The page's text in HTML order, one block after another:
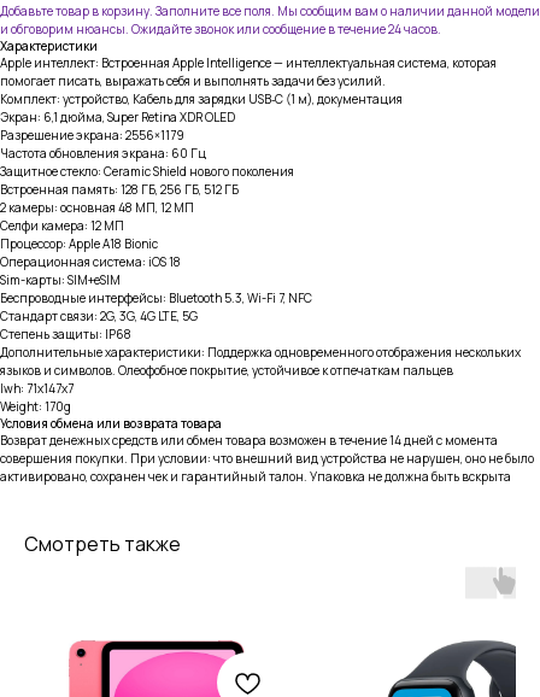
Добавьте товар в корзину. Заполните все поля. Мы сообщим вам о наличии данной модели
и обговорим нюансы. Ожидайте звонок или сообщение в течение 24 часов.
Характеристики
Apple интеллект: Встроенная Apple Intelligence — интеллектуальная система, которая
помогает писать, выражать себя и выполнять задачи без усилий.
Комплект: устройство, Кабель для зарядки USB‑C (1 м), документация
Экран: 6,1 дюйма, Super Retina XDR OLED
Разрешение экрана: 2556×1179
Частота обновления экрана: 60 Гц
Защитное стекло: Ceramic Shield нового поколения
Встроенная память: 128 ГБ, 256 ГБ, 512 ГБ
2 камеры: основная 48 МП, 12 МП
Селфи камера: 12 МП
Процессор: Apple A18 Bionic
Операционная система: iOS 18
Sim-карты: SIM+eSIM
Беспроводные интерфейсы: Bluetooth 5.3, Wi-Fi 7, NFC
Стандарт связи: 2G, 3G, 4G LTE, 5G
Степень защиты: IP68
Дополнительные характеристики: Поддержка одновременного отображения нескольких
языков и символов. Олеофобное покрытие, устойчивое к отпечаткам пальцев
lwh: 71x147x7
Weight: 170g
Условия обмена или возврата товара
Возврат денежных средств или обмен товара возможен в течение 14 дней с момента
совершения покупки. При условии: что внешний вид устройства не нарушен, оно не было
активировано, сохранен чек и гарантийный талон. Упаковка не должна быть вскрыта
Смотреть также
Услуги
тел: 8-914-926-96-10